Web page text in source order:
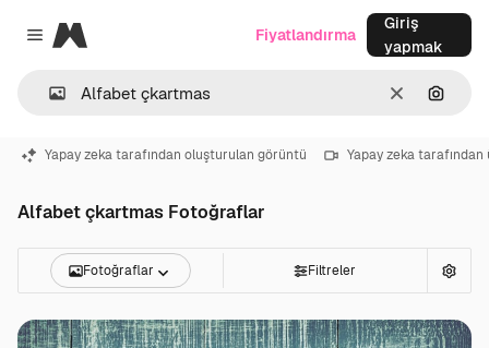
Close menu
Magnific
Temizlemek
Fiyatlandırma
Giriş
yapmak
Yapay zeka tarafından oluşturulan görüntü Yapay zeka
Alfabet çkartmas Fotoğraflar
Fotoğraflar Filtreler